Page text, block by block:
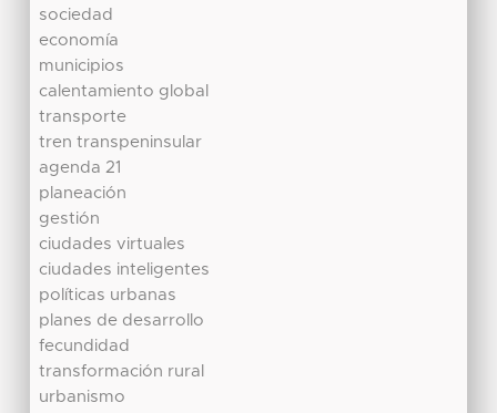
sociedad
economía
municipios
calentamiento global
transporte
tren transpeninsular
agenda 21
planeación
gestión
ciudades virtuales
ciudades inteligentes
políticas urbanas
planes de desarrollo
fecundidad
transformación rural
urbanismo